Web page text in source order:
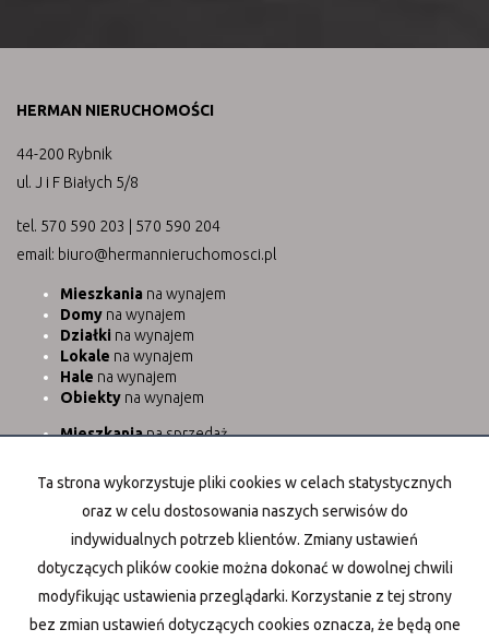
HERMAN NIERUCHOMOŚCI
44-200 Rybnik
ul. J i F Białych 5/8
tel. 570 590 203 | 570 590 204
email: biuro@hermannieruchomosci.pl
Mieszkania na wynajem
Domy na wynajem
Działki na wynajem
Lokale na wynajem
Hale na wynajem
Obiekty na wynajem
Mieszkaniana sprzedaż
Działki
na sprzedaż
na sprzedaż
Halena sprzedaż
Obiektyna sprzedaż
Strona główna notatnik Kontakt Kup Sprzedaj
Ta strona wykorzystuje pliki cookies w celach statystycznych
oraz w celu dostosowania naszych serwisów do
indywidualnych potrzeb klientów. Zmiany ustawień
dotyczących plików cookie można dokonać w dowolnej chwili
modyfikując ustawienia przeglądarki. Korzystanie z tej strony
bez zmian ustawień dotyczących cookies oznacza, że będą one